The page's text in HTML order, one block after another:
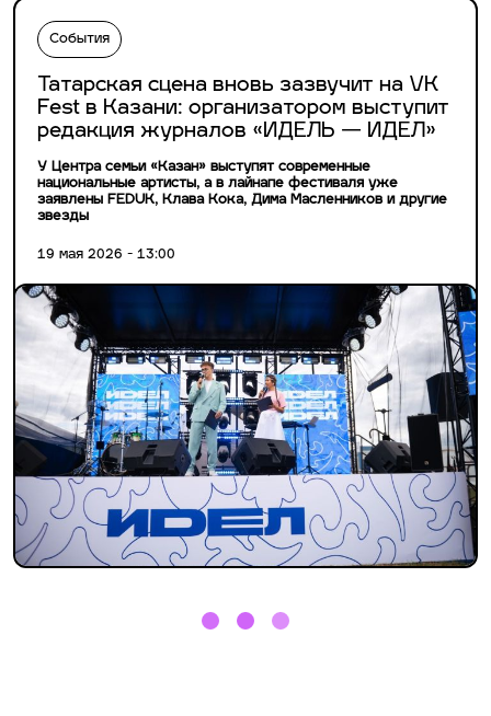
События
Татарская сцена вновь зазвучит на VK
Fest в Казани: организатором выступит
редакция журналов «ИДЕЛЬ — ИДЕЛ»
У Центра семьи «Казан» выступят современные
национальные артисты, а в лайнапе фестиваля уже
заявлены FEDUK, Клава Кока, Дима Масленников и другие
звезды
19 мая 2026 - 13:00